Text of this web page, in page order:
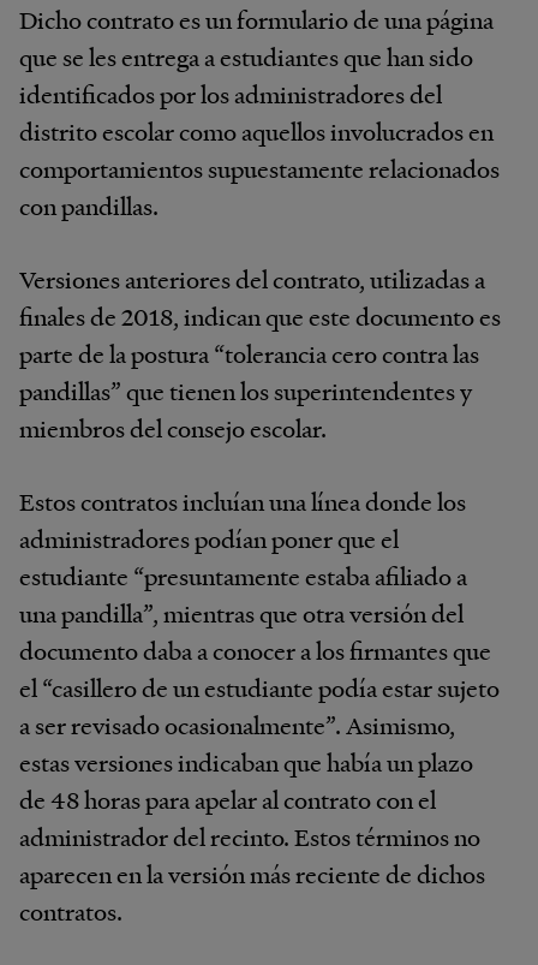
Dicho contrato es un formulario de una página
que se les entrega a estudiantes que han sido
identificados por los administradores del
distrito escolar como aquellos involucrados en
comportamientos supuestamente relacionados
con pandillas.
Versiones anteriores del contrato, utilizadas a
finales de 2018, indican que este documento es
parte de la postura “tolerancia cero contra las
pandillas” que tienen los superintendentes y
miembros del consejo escolar.
Estos contratos incluían una línea donde los
administradores podían poner que el
estudiante “presuntamente estaba afiliado a
una pandilla”, mientras que otra versión del
documento daba a conocer a los firmantes que
el “casillero de un estudiante podía estar sujeto
a ser revisado ocasionalmente”. Asimismo,
estas versiones indicaban que había un plazo
de 48 horas para apelar al contrato con el
administrador del recinto. Estos términos no
aparecen en la versión más reciente de dichos
contratos.